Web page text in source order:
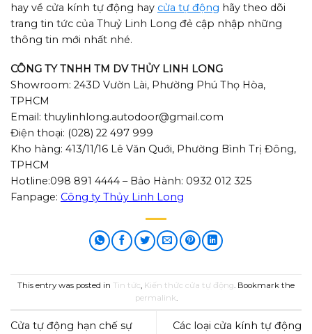
hay về cửa kính tự động hay cửa tự động hãy theo dõi
trang tin tức của Thuỷ Linh Long đẻ cập nhập những
thông tin mới nhất nhé.
CÔNG TY TNHH TM DV THỦY LINH LONG
Showroom: 243D Vườn Lài, Phường Phú Thọ Hòa,
TPHCM
Email: thuylinhlong.autodoor@gmail.com
Điện thoại: (028) 22 497 999
Kho hàng: 413/11/16 Lê Văn Quới, Phường Bình Trị Đông,
TPHCM
Hotline:098 891 4444 – Bảo Hành: 0932 012 325
Fanpage: Công ty Thủy Linh Long
This entry was posted in Tin tức, Kiến thức cửa tự động. Bookmark the
permalink.
Cửa tự động hạn chế sự
Các loại cửa kính tự động